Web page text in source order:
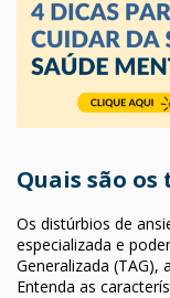
Quais são os
Os distúrbios de
especializada e
Generalizada (TAG),
Entenda as